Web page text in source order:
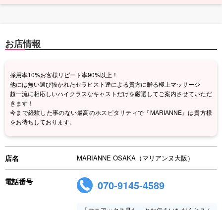
お店情報
採用率10%お客様リピート率90%以上！
他には無い選び抜かれたセラピスト達による貴方に贈る極上マッサージ
超一流に相応しいハイクラスなキャストだけを厳選してご案内させていただ
きます！
今まで経験した事のない最高のホスピタリティで『MARIANNE』は貴方様
をお待ちしております。
店名 MARIANNE OSAKA（マリアンヌ大阪）
電話番号 070-9145-4589